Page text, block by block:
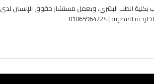
بكلية الطب البشري، ويعمل مستشار حقوق الإنسان لدى
| 01065964224